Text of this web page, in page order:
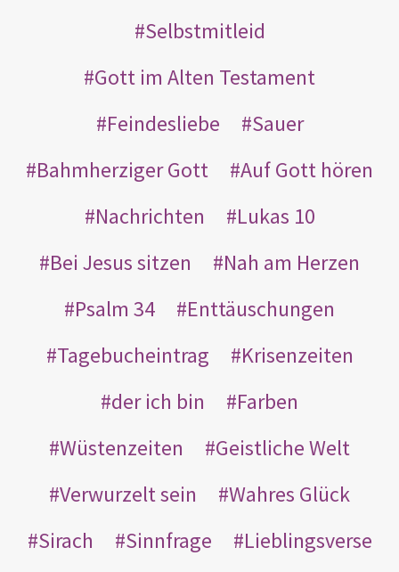
Selbstmitleid
Gott im Alten Testament
Feindesliebe
Sauer
Bahmherziger Gott
Auf Gott hören
Nachrichten
Lukas 10
Bei Jesus sitzen
Nah am Herzen
Psalm 34
Enttäuschungen
Tagebucheintrag
Krisenzeiten
der ich bin
Farben
Wüstenzeiten
Geistliche Welt
Verwurzelt sein
Wahres Glück
Sirach
Sinnfrage
Lieblingsverse